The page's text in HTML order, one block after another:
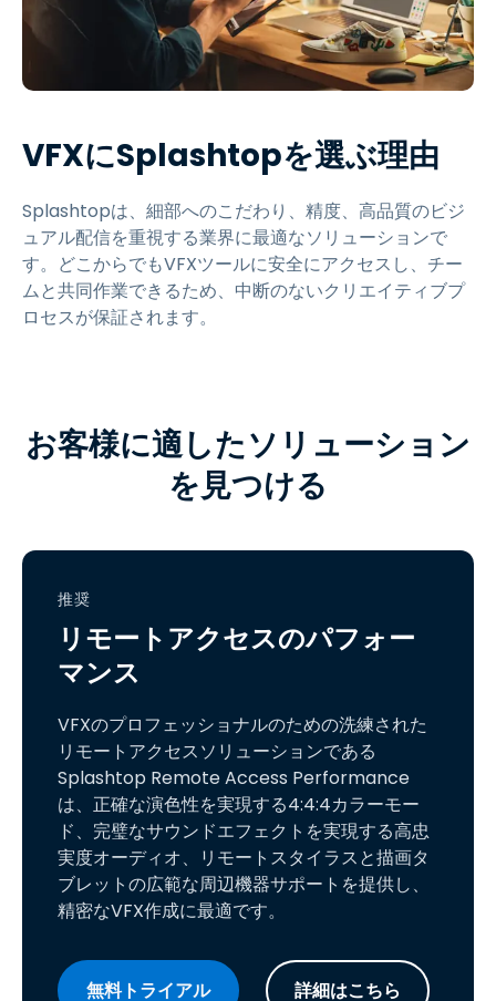
VFXにSplashtopを選ぶ理由
Splashtopは、細部へのこだわり、精度、高品質のビジ
ュアル配信を重視する業界に最適なソリューションで
す。どこからでもVFXツールに安全にアクセスし、チー
ムと共同作業できるため、中断のないクリエイティブプ
ロセスが保証されます。
お客様に適したソリューション
を見つける
推奨
リモートアクセスのパフォー
マンス
VFXのプロフェッショナルのための洗練された
リモートアクセスソリューションである
Splashtop Remote Access Performance
は、正確な演色性を実現する4:4:4カラーモー
ド、完璧なサウンドエフェクトを実現する高忠
実度オーディオ、リモートスタイラスと描画タ
ブレットの広範な周辺機器サポートを提供し、
精密なVFX作成に最適です。
無料トライアル 詳細はこちら